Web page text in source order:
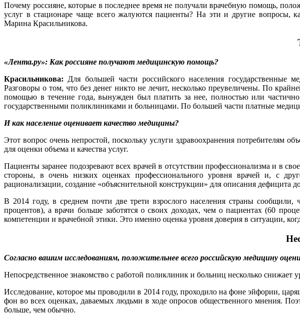
Почему россияне, которые в последнее время не получали врачебную помощь,
услуг в стационаре чаще всего жалуются пациенты? На эти и другие вопросы,
Марина Красильникова.
«Лента.ру»: Как россияне получают медицинскую помощь?
Красильникова: Для большей части российского населения государственные
Разговоры о том, что без денег никто не лечит, несколько преувеличены. По
помощью в течение года, вынужден был платить за нее, полностью или
государственными поликлиниками и больницами. По большей части платные
И как население оценивает качество медицины?
Этот вопрос очень непростой, поскольку услуги здравоохранения
для оценки объема и качества услуг.
Пациенты заранее подозревают всех врачей в отсутствии профессионализма и в
стороны, в очень низких оценках профессионального уровня врачей и, с
рационализации, создание «объяснительной конструкции» для описания дефицита
В 2014 году, в среднем почти две трети взрослого населения страны
процентов), а врачи больше заботятся о своих доходах, чем о пациентах (60
компетенции и врачебной этики. Это именно оценка уровня доверия в ситуации,
Согласно вашим исследованиям, положительнее всего российскую медицину
Непосредственное знакомство с работой поликлиник и больниц несколько снижает
Исследование, которое мы проводили в 2014 году, проходило на фоне эйфории,
фон во всех оценках, даваемых людьми в ходе опросов общественного мнения.
больше, чем обычно.